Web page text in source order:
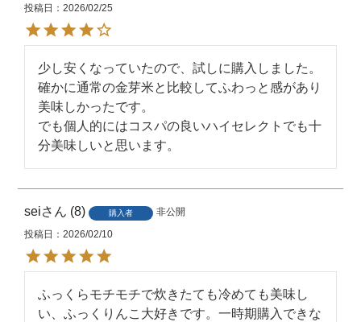
がございます。
投稿日 2026/02/25
少し安くなっていたので、試しに購入しました。
確かに通常の金芽米と比較してふわっと感があり
美味しかったです。
でも個人的にはコスパの良いハイセレクトでも十
分美味しいと思います。
sei 8 購入者
非公開
投稿日
2026/02/10
ふっくらモチモチで炊きたても冷めても美味し
い、ふっくりんこ大好きです。一時期購入できな